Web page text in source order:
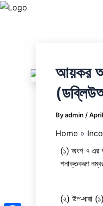
Skip
আয়কর
Byadmin /
Home
(১) অংশ ৭ এর
শনাক্তকরণ
(২) উপ-ধারা